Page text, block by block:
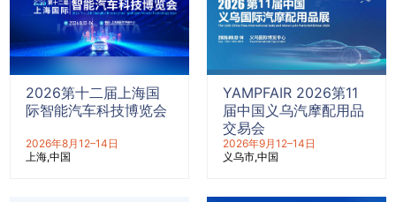
2026第十二届上海国
际智能汽车科技博览会
2026年8月12–14日
上海 中国
YAMPFAIR 2026第11
届中国义乌汽摩配用品
交易会
2026年9月12–14日
义乌市 中国